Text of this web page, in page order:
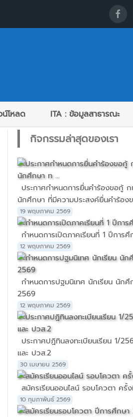
น์โหลด ITA : ข้อมูลสาธารณะ
กิจกรรมล่าสุดของเรา
ประกาศกำหนดการยื่นคำร้องขอกู้
นักศึกษา ที่มีความประสงค์ยื่นคำร้อง
19 พฤษภาคม 2569
กำหนดการเปิดภาคเรียนที่ 1 ปีการ
12 พฤษภาคม 2569
กำหนดการปฐมนิเทศ นักเรียน นักศึ
2569
12 พฤษภาคม 2569
ประกาศปฏิทินลงทะเบียนเรียน 1/
และ ปวส.2
30 เมษายน 2569
สมัครเรียนออนไลน์ รอบโควตา ครั้
10 กุมภาพันธ์ 2569